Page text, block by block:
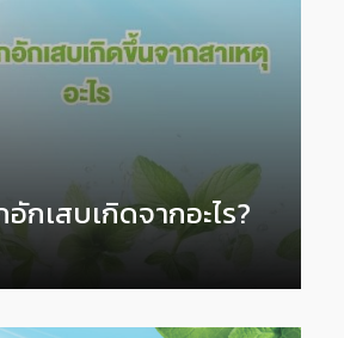
กเสบเกิดจากอะไร?